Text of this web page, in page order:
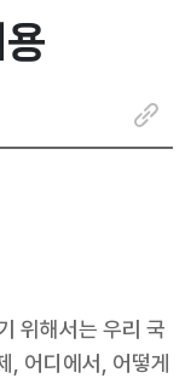
링
크
위해서는 우리 국
, 어디에서, 어떻게